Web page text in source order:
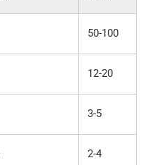
50-100
12-20
3-5
2-4